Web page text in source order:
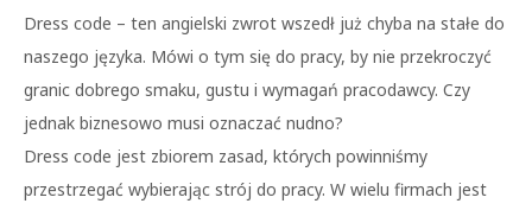
Dress code – ten angielski zwrot wszedł już chyba na stałe do
naszego języka. Mówi o tym się do pracy, by nie przekroczyć
granic dobrego smaku, gustu i wymagań pracodawcy. Czy
jednak biznesowo musi oznaczać nudno?
Dress code jest zbiorem zasad, których powinniśmy
przestrzegać wybierając strój do pracy. W wielu firmach jest